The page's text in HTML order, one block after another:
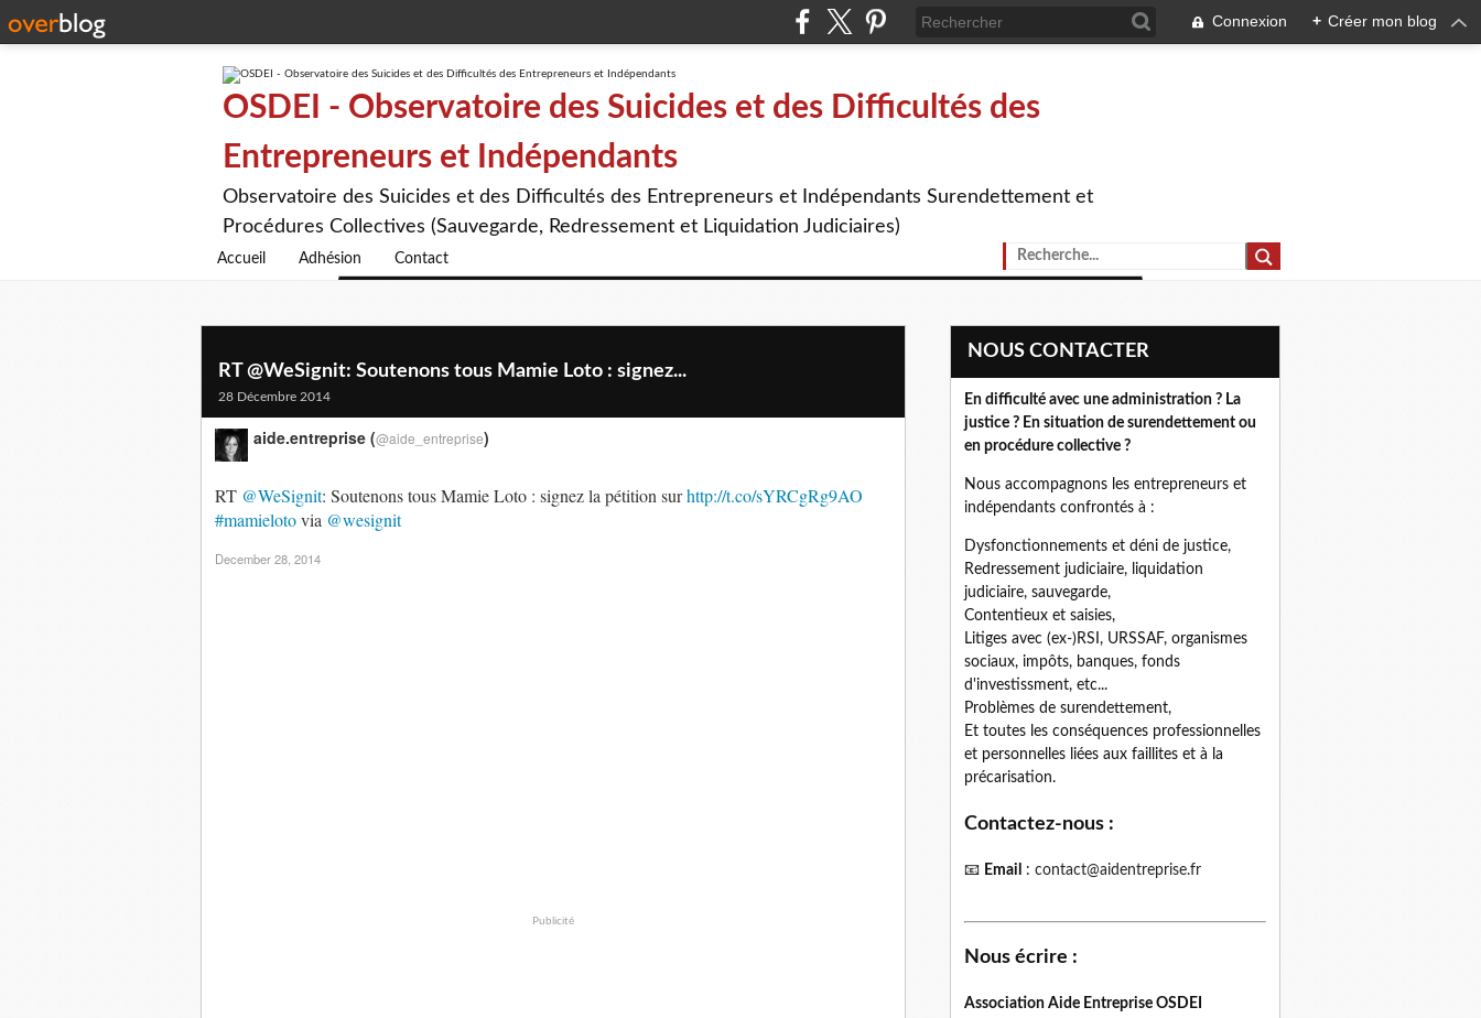
Connexion + Créer mon blog
OSDEI - Observatoire des Suicides et des Difficultés des
Entrepreneurs et Indépendants
Observatoire des Suicides et des Difficultés des Entrepreneurs et Indépendants Surendettement et
Procédures Collectives (Sauvegarde, Redressement et Liquidation Judiciaires)
Accueil Adhésion Contact
RT @WeSignit: Soutenons tous Mamie Loto : signez...
28 Décembre 2014
RT @WeSignit: Soutenons tous Mamie Loto : signez la pétition surhttp://t.co/sYRCgRg9AO
#mamielotovia @wesignit
aide.entreprise (@aide_entreprise)
December 28, 2014
Publicité
NOUS CONTACTER
En difficulté avec une administration ? La
justice ? En situation de surendettement ou
en procédure collective ?
Nous accompagnons les entrepreneurs et
indépendants confrontés à :
Dysfonctionnements et déni de justice,
Redressement judiciaire, liquidation
judiciaire, sauvegarde,
Contentieux et saisies,
Litiges avec (ex-)RSI, URSSAF, organismes
sociaux, impôts, banques, fonds
d'investissment, etc...
Problèmes de surendettement,
Et toutes les conséquences professionnelles
et personnelles liées aux faillites et à la
précarisation.
Contactez-nous :
📧 Email : contact@aidentreprise.fr
Nous écrire :
Association Aide Entreprise OSDEI